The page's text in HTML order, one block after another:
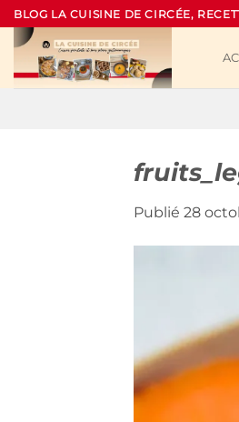
Passer
au
contenu
BLOG LA CUISINE DE CIRCÉE,
Publié 28